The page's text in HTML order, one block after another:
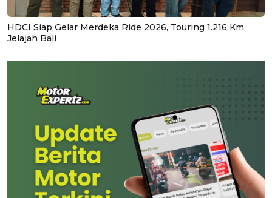
HDCI Siap Gelar Merdeka Ride 2026, Touring 1.216 Km
Jelajah Bali